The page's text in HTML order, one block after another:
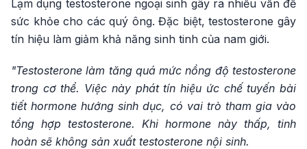
Lạm dụng testosterone ngoại sinh gây ra nhiều vấn đề
sức khỏe cho các quý ông. Đặc biệt, testosterone gây
tín hiệu làm giảm khả năng sinh tinh của nam giới.
"Testosterone làm tăng quá mức nồng độ testosterone
trong cơ thể. Việc này phát tín hiệu ức chế tuyến bài
tiết hormone hướng sinh dục, có vai trò tham gia vào
tổng hợp testosterone. Khi hormone này thấp, tinh
hoàn sẽ không sản xuất testosterone nội sinh.